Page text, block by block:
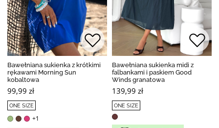
Bawełniana sukienka z krótkimi
rękawami Morning Sun
kobaltowa
99,99 zł
ONE SIZE
+1
Bawełniana sukienka midi z
falbankami i paskiem Good
Winds granatowa
139,99 zł
ONE SIZE